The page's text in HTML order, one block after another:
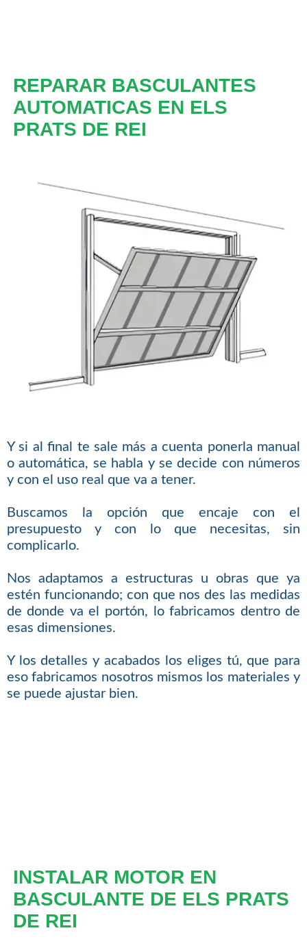
REPARAR BASCULANTES
AUTOMATICAS EN ELS
PRATS DE REI
Y si al final te sale más a cuenta ponerla manual
o automática, se habla y se decide con números
y con el uso real que va a tener.
Buscamos la opción que encaje con el
presupuesto y con lo que necesitas, sin
complicarlo.
Nos adaptamos a estructuras u obras que ya
estén funcionando; con que nos des las medidas
de donde va el portón, lo fabricamos dentro de
esas dimensiones.
Y los detalles y acabados los eliges tú, que para
eso fabricamos nosotros mismos los materiales y
se puede ajustar bien.
INSTALAR MOTOR EN
BASCULANTE DE ELS PRATS
DE REI